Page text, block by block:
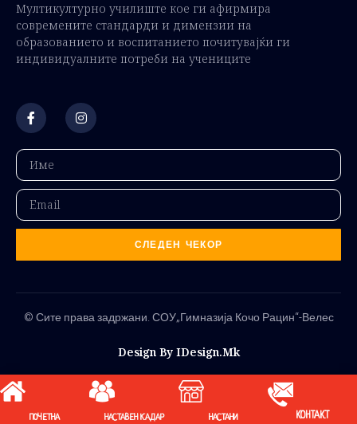
Мултикултурно училиште кое ги афирмира
современите стандарди и димензии на
образованието и воспитанието почитувајќи ги
индивидуалните потреби на учениците
СЛЕДЕН ЧЕКОР
© Сите права задржани. СОУ„Гимназија Кочо Рацин“-Велес
Design By IDesign.mk
ПОЧЕТНА НАСТАВЕН КАДАР НАСТАНИ КОНТАКТ